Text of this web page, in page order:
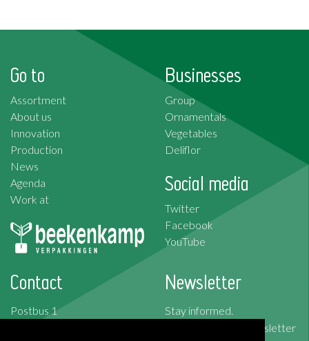
Go to
Assortment
About us
Innovation
Production
News
Agenda
Work at
Businesses
Group
Ornamentals
Vegetables
Deliflor
Social media
Twitter
Facebook
YouTube
Contact
Postbus 1
Newsletter
Stay informed.
Subscribe to the newsletter